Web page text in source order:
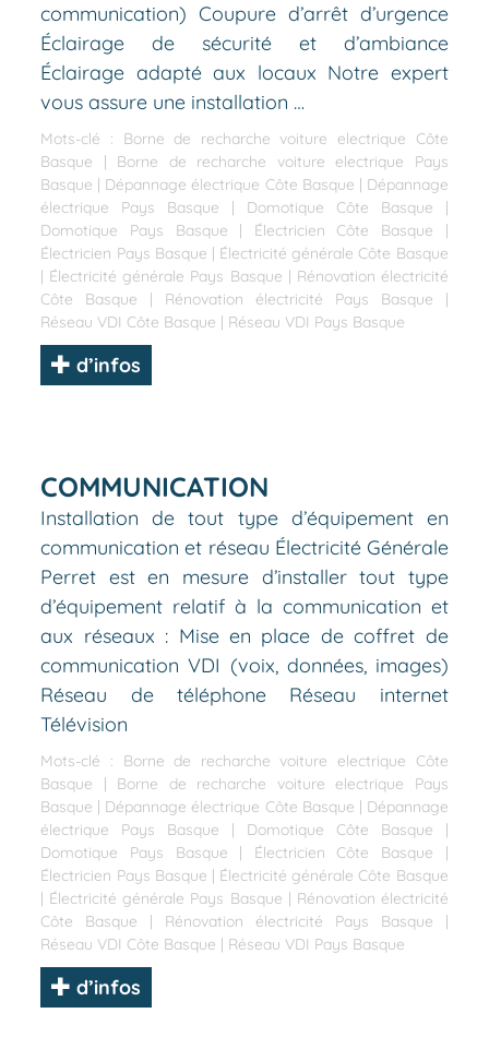
communication) Coupure d’arrêt d’urgence
Éclairage de sécurité et d’ambiance
Éclairage adapté aux locaux Notre expert
vous assure une installation …
Mots-clé : Borne de recharche voiture electrique Côte
Basque | Borne de recharche voiture electrique Pays
Basque | Dépannage électrique Côte Basque | Dépannage
électrique Pays Basque | Domotique Côte Basque |
Domotique Pays Basque | Électricien Côte Basque |
Électricien Pays Basque | Électricité générale Côte Basque
| Électricité générale Pays Basque | Rénovation électricité
Côte Basque | Rénovation électricité Pays Basque |
Réseau VDI Côte Basque | Réseau VDI Pays Basque
d’infos
COMMUNICATION
Installation de tout type d’équipement en
communication et réseau Électricité Générale
Perret est en mesure d’installer tout type
d’équipement relatif à la communication et
aux réseaux : Mise en place de coffret de
communication VDI (voix, données, images)
Réseau de téléphone Réseau internet
Télévision
Mots-clé : Borne de recharche voiture electrique Côte
Basque | Borne de recharche voiture electrique Pays
Basque | Dépannage électrique Côte Basque | Dépannage
électrique Pays Basque | Domotique Côte Basque |
Domotique Pays Basque | Électricien Côte Basque |
Électricien Pays Basque | Électricité générale Côte Basque
| Électricité générale Pays Basque | Rénovation électricité
Côte Basque | Rénovation électricité Pays Basque |
Réseau VDI Côte Basque | Réseau VDI Pays Basque
d’infos